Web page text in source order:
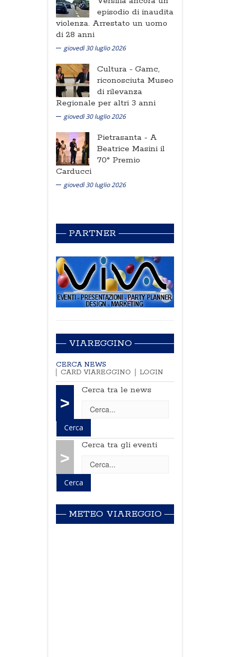
episodio di inaudita
violenza. Arrestato un uomo
di 28 anni
giovedì 30 luglio 2026
Cultura - Gamc,
riconosciuta Museo
di rilevanza
Regionale per altri 3 anni
giovedì 30 luglio 2026
Pietrasanta - A
Beatrice Masini il
70° Premio
Carducci
giovedì 30 luglio 2026
PARTNER
VIAREGGINO
CERCA NEWS
CARD VIAREGGINO
LOGIN
>
Cerca tra le news
>
Cerca tra gli eventi
METEO VIAREGGIO